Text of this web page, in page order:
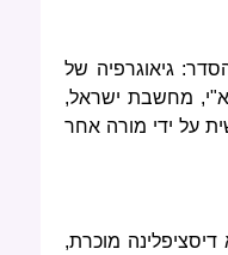
גיאוגרפיה של
א"י, מחשבת ישראל,
על ידי מורה אחר
מוכרת,